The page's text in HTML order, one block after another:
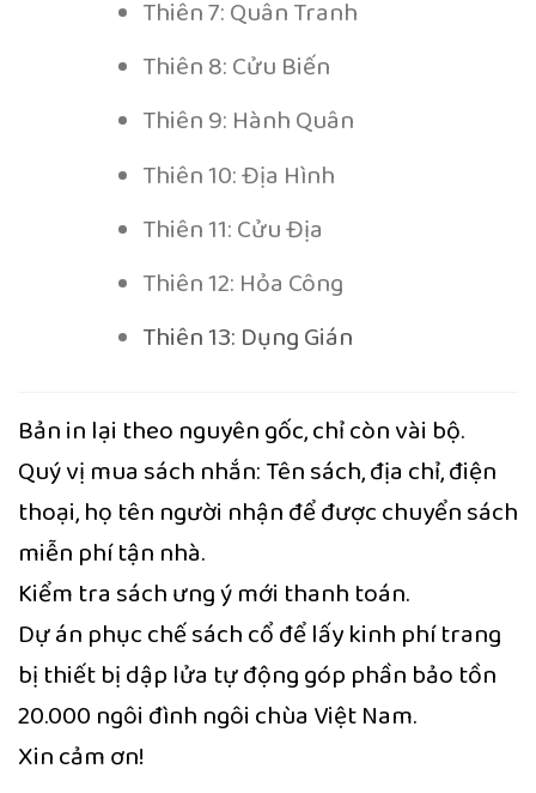
Thiên 7: Quân Tranh
Thiên 8: Cửu Biến
Thiên 9: Hành Quân
Thiên 10: Địa Hình
Thiên 11: Cửu Địa
Thiên 12: Hỏa Công
Thiên 13: Dụng Gián
Bản in lại theo nguyên gốc, chỉ còn vài bộ.
Quý vị mua sách nhắn: Tên sách, địa chỉ, điện
thoại, họ tên người nhận để được chuyển sách
miễn phí tận nhà.
Kiểm tra sách ưng ý mới thanh toán.
Dự án phục chế sách cổ để lấy kinh phí trang
bị thiết bị dập lửa tự động góp phần bảo tồn
20.000 ngôi đình ngôi chùa Việt Nam.
Xin cảm ơn!